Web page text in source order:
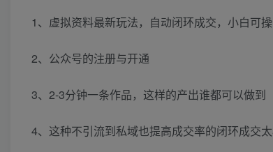
1、虚拟资料最新玩法，自动闭环成交，小白可
2、公众号的注册与开通
3、2-3分钟一条作品，这样的产出谁都可以做到
4、这种不引流到私域也提高成交率的闭环成交